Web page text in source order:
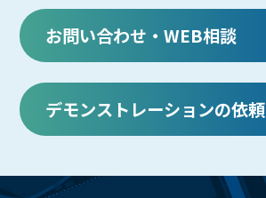
お問い合わせ・WEB相談
デモンストレーションの依頼